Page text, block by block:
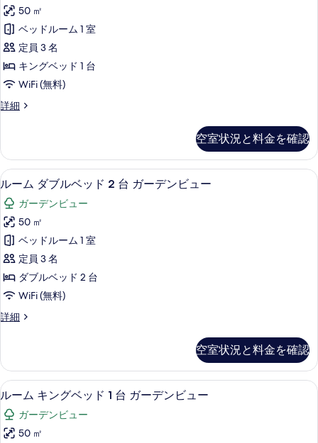
て
の
写
真
を
表
す
る
台
シ
テ
ィ
ビ
ュ
す
べ
て
の
写
真
を
表
示
す
ル
ベ
ッ
ド
2
台
シ
ィ
ー
の
詳
細
ア
ル
ー
ム
キ
ン
ベ
ッ
ド
台
シ
テ
ィ
ビ
ュ
す
べ
て
の
50 ㎡
ベッドルーム 1 室
定員 3 名
キングベッド 1 台
WiFi (無料)
詳細
プ
ル
ー
ム
ン
グ
ベ
ッ
ド
台
シ
ィ
ー
の
詳
細
空室状況と料金を確認
ル
ー
ム
ダ
ブ
ル
ベ
ッ
ド
台
ガ
ー
デ
ン
エジプト綿のシーツ、高級寝具、ミ
9
ルーム ダブルベッド 2 台 ガーデンビュー
ガーデンビュー
50 ㎡
ベッドルーム 1 室
定員 3 名
ダブルベッド 2 台
WiFi (無料)
詳細
ル
ブ
ル
ベ
ド
2
空室状況と料金を確認
ル
ー
ム
ルーム キングベッド 1 台 ガーデン
9
ルーム キングベッド 1 台 ガーデンビュー
ガーデンビュー
50 ㎡